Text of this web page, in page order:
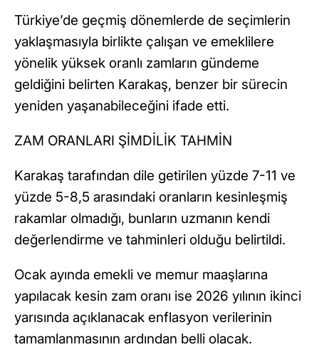
Türkiye’de geçmiş dönemlerde de seçimlerin
yaklaşmasıyla birlikte çalışan ve emeklilere
yönelik yüksek oranlı zamların gündeme
geldiğini belirten Karakaş, benzer bir sürecin
yeniden yaşanabileceğini ifade etti.
ZAM ORANLARI ŞİMDİLİK TAHMİN
Karakaş tarafından dile getirilen yüzde 7-11 ve
yüzde 5-8,5 arasındaki oranların kesinleşmiş
rakamlar olmadığı, bunların uzmanın kendi
değerlendirme ve tahminleri olduğu belirtildi.
Ocak ayında emekli ve memur maaşlarına
yapılacak kesin zam oranı ise 2026 yılının ikinci
yarısında açıklanacak enflasyon verilerinin
tamamlanmasının ardından belli olacak.